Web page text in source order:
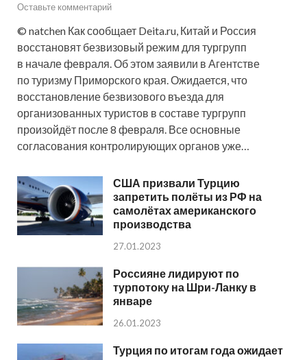
Оставьте комментарий
© natchen Как сообщает Deita.ru, Китай и Россия
восстановят безвизовый режим для тургрупп
в начале февраля. Об этом заявили в Агентстве
по туризму Приморского края. Ожидается, что
восстановление безвизового въезда для
организованных туристов в составе тургрупп
произойдёт после 8 февраля. Все основные
согласования контролирующих органов уже…
США призвали Турцию
запретить полёты из РФ на
самолётах американского
производства
27.01.2023
Россияне лидируют по
турпотоку на Шри-Ланку в
январе
26.01.2023
Турция по итогам года ожидает